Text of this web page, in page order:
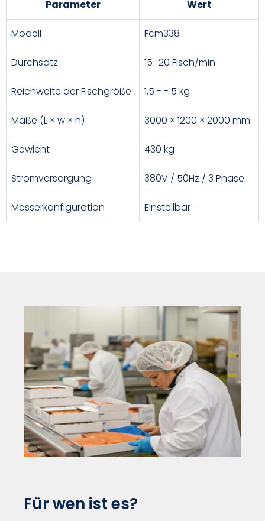
Parameter Wert
Modell Fcm338
Durchsatz 15–20 Fisch/min
Reichweite der Fischgröße 1.5 - - 5 kg
Maße (L × w × h) 3000 × 1200 × 2000 mm
Gewicht 430 kg
Stromversorgung 380V / 50Hz / 3 Phase
Messerkonfiguration Einstellbar
Für wen ist es?